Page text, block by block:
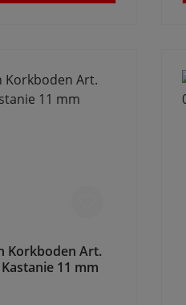
Korkboden Art.
11 mm